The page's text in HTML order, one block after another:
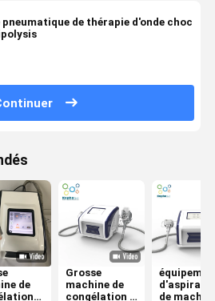
pneumatique de thérapie d'onde choc
de
Grosse
machine de
congélation à
de